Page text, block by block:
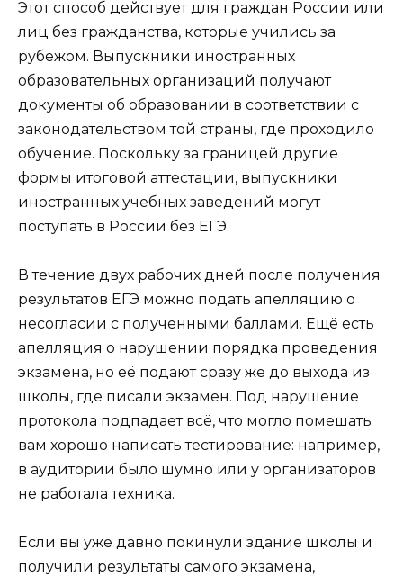
Этот способ действует для граждан России или
лиц без гражданства, которые учились за
рубежом. Выпускники иностранных
образовательных организаций получают
документы об образовании в соответствии с
законодательством той страны, где проходило
обучение. Поскольку за границей другие
формы итоговой аттестации, выпускники
иностранных учебных заведений могут
поступать в России без ЕГЭ.
В течение двух рабочих дней после получения
результатов ЕГЭ можно подать апелляцию о
несогласии с полученными баллами. Ещё есть
апелляция о нарушении порядка проведения
экзамена, но её подают сразу же до выхода из
школы, где писали экзамен. Под нарушение
протокола подпадает всё, что могло помешать
вам хорошо написать тестирование: например,
в аудитории было шумно или у организаторов
не работала техника.
Если вы уже давно покинули здание школы и
получили результаты самого экзамена,